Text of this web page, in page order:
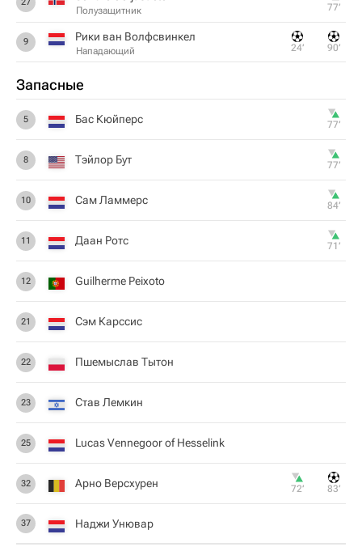
Полузащитник 77‎’‎
9 Рики ван Волфсвинкел
Нападающий 24‎’‎ 90‎’‎
Запасные
5 Бас Кюйперс 77‎’‎
8 Тэйлор Бут 77‎’‎
10 Сам Ламмерс 84‎’‎
11 Даан Ротс 71‎’‎
12 Guilherme Peixoto
21 Сэм Карссис
22 Пшемыслав Тытон
23 Став Лемкин
25 Lucas Vennegoor of Hesselink
32 Арно Версхурен 72‎’‎ 83‎’‎
37 Наджи Унювар